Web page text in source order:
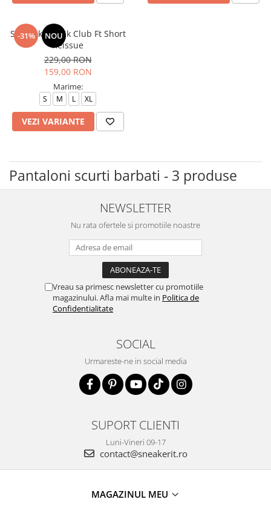
-31% NOU
Sort Nike M Nk Club Ft Short
Reissue
229,00 RON
159,00 RON
Marime:
S M L XL
VEZI VARIANTE
Pantaloni scurti barbati - 3 produse
NEWSLETTER
Nu rata ofertele si promotiile noastre
Vreau sa primesc newsletter cu promotiile
magazinului. Afla mai multe in Politica de
Confidentialitate
SOCIAL
Urmareste-ne in social media
SUPORT CLIENTI
Luni-Vineri 09-17
contact@sneakerit.ro
MAGAZINUL MEU